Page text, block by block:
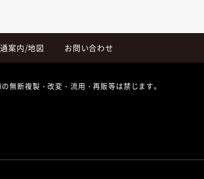
案内/地図 お問い合わせ
無断複製・改変・流用・再販等は禁じます。